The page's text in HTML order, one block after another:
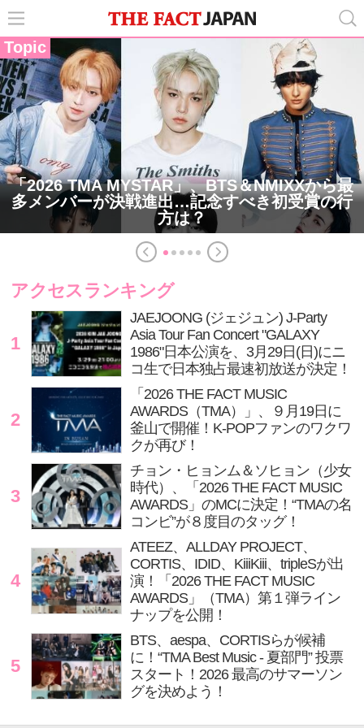
Topic
「2026 TMA MYSTAR」、BTS＆NMIXXから最
多メンバーが決戦進出…記念すべき初受賞の行
方は？
アクセスランキング
1
JAEJOONG (ジェジュン) J-Party
Asia Tour Fan Concert "GALAXY
1986"日本公演を、3月29日(日)にニ
コ生で日本独占最速初放送が決定！
2
「2026 THE FACT MUSIC
AWARDS（TMA）」、９月19日に
釜山で開催！K-POPファンのワクワ
クが再び！
3
チョン・ヒョンム＆ソヒョン（少女
時代）、「2026 THE FACT MUSIC
AWARDS」のMCに決定！“TMAの名
コンビ”が８度目のタッグ！
4
ATEEZ、ALLDAY PROJECT、
CORTIS、IDID、KiiiKiii、tripleSが出
演！「2026 THE FACT MUSIC
AWARDS」（TMA）第１弾ライン
ナップを公開！
5
BTS、aespa、CORTISらが候補
に！“TMA Best Music - 夏部門” 投票
スタート！2026 最高のサマーソン
グを決めよう！